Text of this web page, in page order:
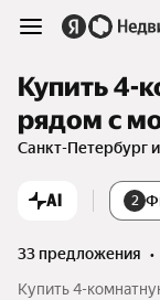
Купить 4-
рядом с
Санкт-Петербург
AI 2
33 предложения •
Купить 4-